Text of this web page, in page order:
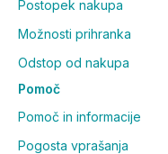
Postopek nakupa
Možnosti prihranka
Odstop od nakupa
Pomoč
Pomoč in informacije
Pogosta vprašanja